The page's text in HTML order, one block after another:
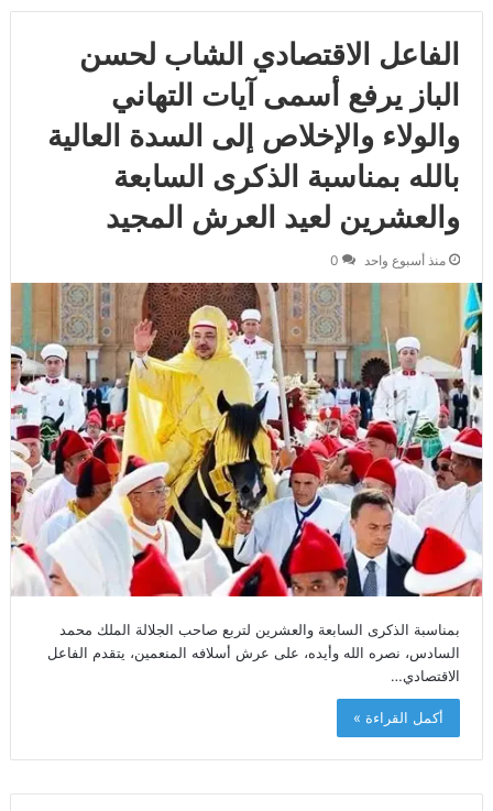
الفاعل الاقتصادي الشاب لحسن
الباز يرفع أسمى آيات التهاني
والولاء والإخلاص إلى السدة العالية
بالله بمناسبة الذكرى السابعة
والعشرين لعيد العرش المجيد
منذ أسبوع واحد 0
بمناسبة الذكرى السابعة والعشرين لتربع صاحب الجلالة الملك محمد
السادس، نصره الله وأيده، على عرش أسلافه المنعمين، يتقدم الفاعل
الاقتصادي…
أكمل القراءة »